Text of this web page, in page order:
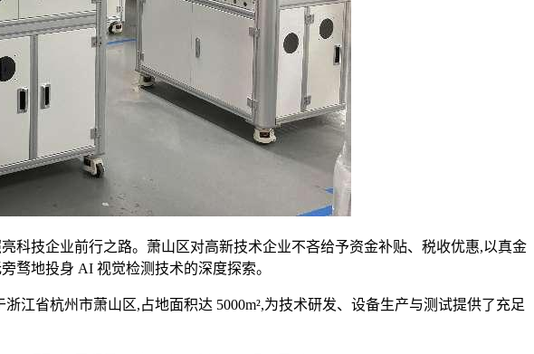
技企业前行之路。萧山区对高新技术企业不吝给予资金补贴、税收优惠,以真金
骛地投身 AI 视觉检测技术的深度探索。
省杭州市萧山区,占地面积达 5000m²,为技术研发、设备生产与测试提供了充足